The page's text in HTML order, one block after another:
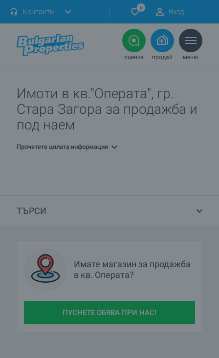
Контакти 0 Вход
оценка продай меню
Имоти в кв."Операта", гр.
Стара Загора за продажба и
под наем
Прочетете цялата информация
ТЪРСИ
Имате магазин за продажба
в кв. Операта?
ПУСНЕТЕ ОБЯВА ПРИ НАС!